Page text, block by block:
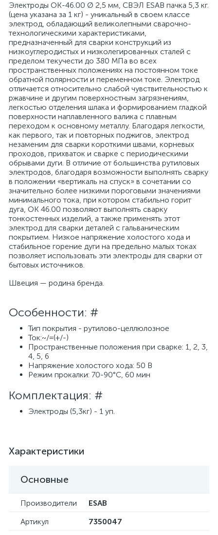
Электроды ОК-46.00 Ø 2,5 мм, СВЭЛ ESAB пачка 5,3 кг.
(цена указана за 1 кг) - уникальный в своем классе
электрод, обладающий великолепными сварочно-
технологическими характеристиками,
предназначенный для сварки конструкций из
низкоуглеродистых и низколегированных сталей с
пределом текучести до 380 МПа во всех
пространственных положениях на постоянном токе
обратной полярности и переменном токе. Электрод
отличается относительно слабой чувствительностью к
ржавчине и другим поверхностным загрязнениям,
легкостью отделения шлака и формированием гладкой
поверхности наплавленного валика с плавным
переходом к основному металлу. Благодаря легкости,
как первого, так и повторных поджигов, электрод
незаменим для сварки короткими швами, корневых
проходов, прихваток и сварке с периодическими
обрывами дуги. В отличие от большинства рутиловых
электродов, благодаря возможности выполнять сварку
в положении «вертикаль на спуск» в сочетании со
значительно более низкими пороговыми значениями
минимального тока, при котором стабильно горит
дуга, ОК 46.00 позволяют выполнять сварку
тонкостенных изделий, а также применять этот
электрод для сварки деталей с гальваническим
покрытием. Низкое напряжение холостого хода и
стабильное горение дуги на предельно малых токах
позволяет использовать эти электроды для сварки от
бытовых источников.
Швеция — родина бренда.
Особенности: #
Тип покрытия - рутилово-целлюлозное
Ток:~/=(+/-)
Пространственные положения при сварке: 1, 2, 3,
4, 5, 6
Напряжение холостого хода: 50 В
Режим прокалки: 70-90°С, 60 мин
Комплектация: #
Электроды (5,3кг) - 1 уп.
Характеристики
Основные
Производители
ESAB
Артикул
7350047